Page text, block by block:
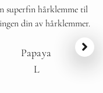
Papaya
L